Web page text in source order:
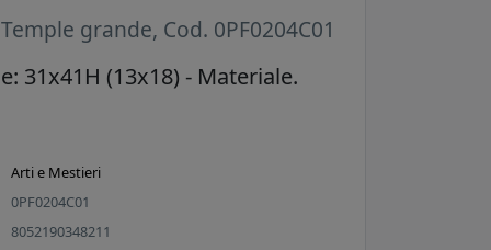
grande, Cod. 0PF0204C01
31x41H (13x18) - Materiale.
Arti e Mestieri
0PF0204C01
8052190348211